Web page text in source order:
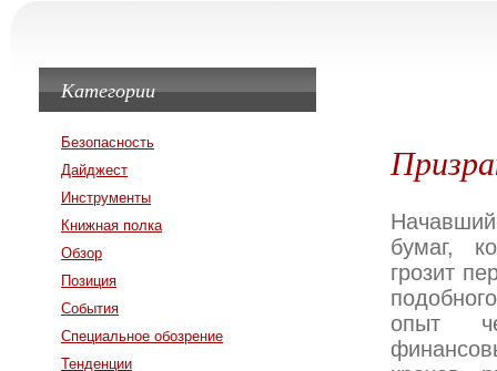
бумаг,
грозит
опыт
Категории
Безопасность
Дайджест
Инструменты
Книжная полка
Обзор
Позиция
События
Специальное обозрение
Тенденции